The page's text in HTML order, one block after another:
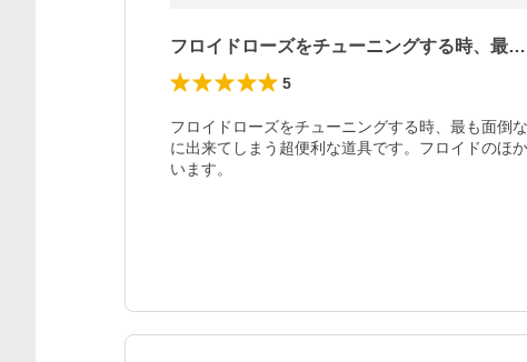
フロイドローズをチューニングする時、最…
5
フロイドローズをチューニングする時、最も面倒
に出来てしまう超便利な道具です。フロイドのほ
います。